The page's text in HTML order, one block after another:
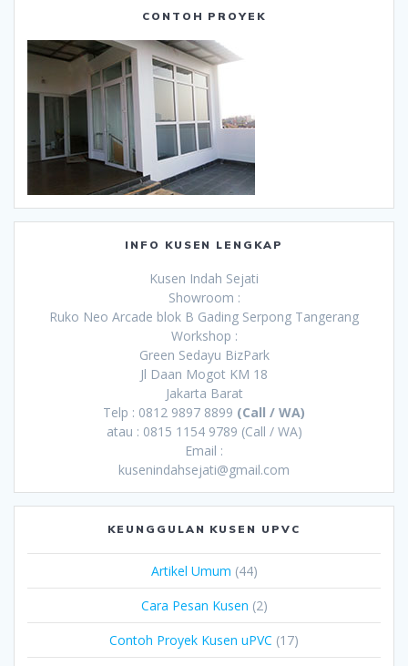
CONTOH PROYEK
INFO KUSEN LENGKAP
Kusen Indah Sejati
Showroom :
Ruko Neo Arcade blok B Gading Serpong Tangerang
Workshop :
Green Sedayu BizPark
Jl Daan Mogot KM 18
Jakarta Barat
Telp : 0812 9897 8899 (Call / WA)
atau : 0815 1154 9789 (Call / WA)
Email :
kusenindahsejati@gmail.com
KEUNGGULAN KUSEN UPVC
Artikel Umum (44)
Cara Pesan Kusen (2)
Contoh Proyek Kusen uPVC (17)